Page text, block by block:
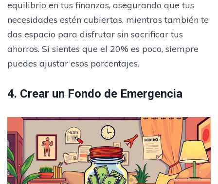
equilibrio en tus finanzas, asegurando que tus
necesidades estén cubiertas, mientras también te
das espacio para disfrutar sin sacrificar tus
ahorros. Si sientes que el 20% es poco, siempre
puedes ajustar esos porcentajes.
4. Crear un Fondo de Emergencia